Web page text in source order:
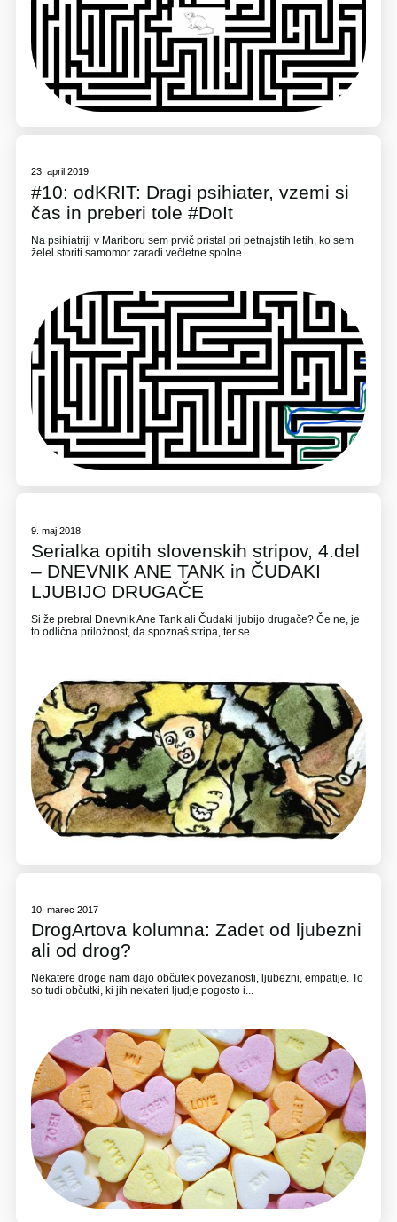
23. april 2019
#10: odKRIT: Dragi psihiater, vzemi si
čas in preberi tole #DoIt
Na psihiatriji v Mariboru sem prvič pristal pri petnajstih letih, ko sem
želel storiti samomor zaradi večletne spolne...
9. maj 2018
Serialka opitih slovenskih stripov, 4.del
– DNEVNIK ANE TANK in ČUDAKI
LJUBIJO DRUGAČE
Si že prebral Dnevnik Ane Tank ali Čudaki ljubijo drugače? Če ne, je
to odlična priložnost, da spoznaš stripa, ter se...
10. marec 2017
DrogArtova kolumna: Zadet od ljubezni
ali od drog?
Nekatere droge nam dajo občutek povezanosti, ljubezni, empatije. To
so tudi občutki, ki jih nekateri ljudje pogosto i...